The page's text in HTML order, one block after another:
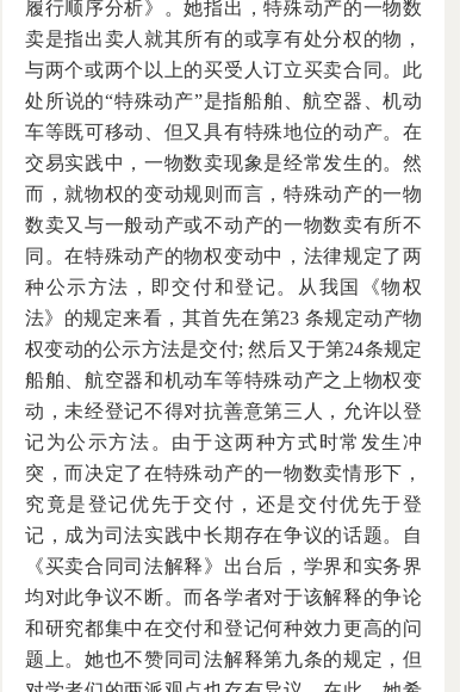
履行顺序分析》。她指出，特殊动产的一物数
卖是指出卖人就其所有的或享有处分权的物，
与两个或两个以上的买受人订立买卖合同。此
处所说的“特殊动产”是指船舶、航空器、机动
车等既可移动、但又具有特殊地位的动产。在
交易实践中，一物数卖现象是经常发生的。然
而，就物权的变动规则而言，特殊动产的一物
数卖又与一般动产或不动产的一物数卖有所不
同。在特殊动产的物权变动中，法律规定了两
种公示方法，即交付和登记。从我国《物权
法》的规定来看，其首先在第23 条规定动产物
权变动的公示方法是交付; 然后又于第24条规定
船舶、航空器和机动车等特殊动产之上物权变
动，未经登记不得对抗善意第三人，允许以登
记为公示方法。由于这两种方式时常发生冲
突，而决定了在特殊动产的一物数卖情形下，
究竟是登记优先于交付，还是交付优先于登
记，成为司法实践中长期存在争议的话题。自
《买卖合同司法解释》出台后，学界和实务界
均对此争议不断。而各学者对于该解释的争论
和研究都集中在交付和登记何种效力更高的问
题上。她也不赞同司法解释第九条的规定，但